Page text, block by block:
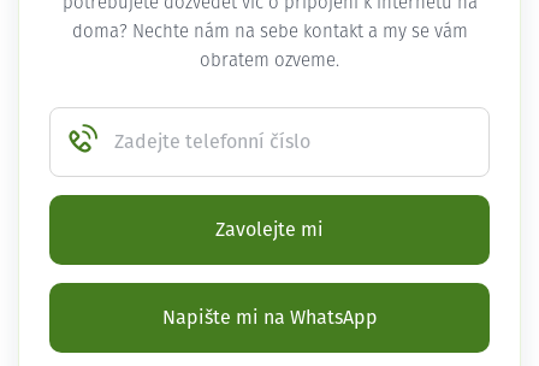
doma? Nechte nám na sebe kontakt a my se vám
obratem ozveme.
Zadejte telefonní číslo
Zavolejte mi
Napište mi na WhatsApp